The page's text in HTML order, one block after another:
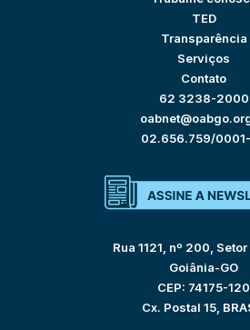
TED
Transparência
Serviços
Contato
62 3238-2000
02.656.759/
Rua 1121, nº 200,
Goiânia-GO
CEP: 74175-120
Cx. Postal 15,